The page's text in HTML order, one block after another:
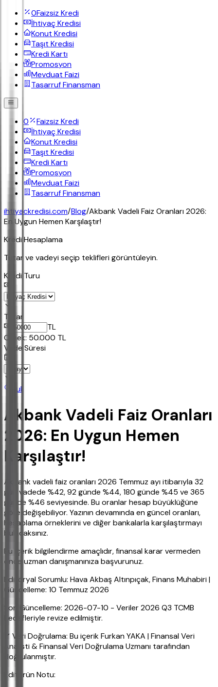
0Faizsiz Kredi
İhtiyaç Kredisi
Konut Kredisi
Taşıt Kredisi
Kredi Kartı
Promosyon
Mevduat Faizi
Tasarruf Finansman
0
Faizsiz Kredi
İhtiyaç Kredisi
Konut Kredisi
Taşıt Kredisi
Kredi Kartı
Promosyon
Mevduat Faizi
Tasarruf Finansman
ihtiyackredisi.com/Blog/Akbank Vadeli Faiz Oranları 2026:
En Uygun Hemen Karşılaştır!
Kredi Hesaplama
Tutar ve vadeyi seçip teklifleri görüntüleyin.
Kredi Turu
Tutar
TL
Ornek: 50.000 TL
Vade Süresi
Bul
Akbank Vadeli Faiz Oranları
2026: En Uygun Hemen
Karşılaştır!
Akbank vadeli faiz oranları 2026 Temmuz ayı itibarıyla 32
gün vadede %42, 92 günde %44, 180 günde %45 ve 365
günde %46 seviyesinde. Bu oranlar hesap büyüklüğüne
göre değişebiliyor. Yazının devamında en güncel oranları,
hesaplama örneklerini ve diğer bankalarla karşılaştırmayı
bulacaksınız.
Bu içerik bilgilendirme amaçlıdır, finansal karar vermeden
önce uzman danışmanınıza başvurunuz.
Editoryal Sorumlu: Hava Akbaş Altınpıçak, Finans Muhabiri |
Güncelleme: 10 Temmuz 2026
Son Güncelleme: 2026-07-10 - Veriler 2026 Q3 TCMB
hedefleriyle revize edilmiştir.
✔ Veri Doğrulama: Bu içerik Furkan YAKA | Finansal Veri
Analisti & Finansal Veri Doğrulama Uzmanı tarafından
doğrulanmıştır.
Editörün Notu: